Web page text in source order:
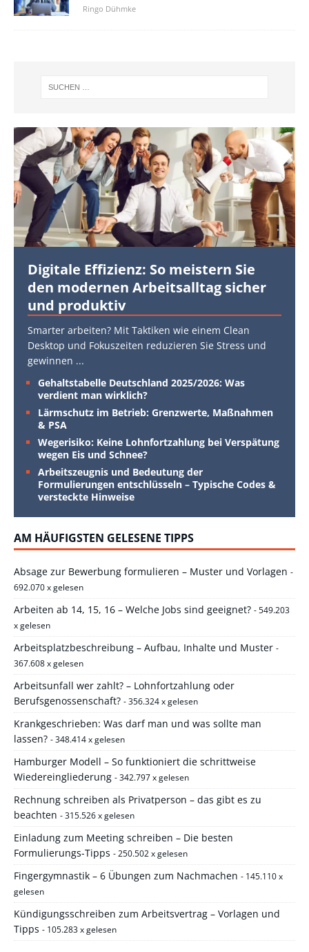
Ringo Dühmke
Digitale Effizienz: So meistern Sie
den modernen Arbeitsalltag sicher
und produktiv
Smarter arbeiten? Mit Taktiken wie einem Clean
Desktop und Fokuszeiten reduzieren Sie Stress und
gewinnen ...
Gehaltstabelle Deutschland 2025/2026: Was
verdient man wirklich?
Lärmschutz im Betrieb: Grenzwerte, Maßnahmen
& PSA
Wegerisiko: Keine Lohnfortzahlung bei Verspätung
wegen Eis und Schnee?
Arbeitszeugnis und Bedeutung der
Formulierungen entschlüsseln – Typische Codes &
versteckte Hinweise
AM HÄUFIGSTEN GELESENE TIPPS
Absage zur Bewerbung formulieren – Muster und Vorlagen -
692.070 x gelesen
Arbeiten ab 14, 15, 16 – Welche Jobs sind geeignet? - 549.203
x gelesen
Arbeitsplatzbeschreibung – Aufbau, Inhalte und Muster -
367.608 x gelesen
Arbeitsunfall wer zahlt? – Lohnfortzahlung oder
Berufsgenossenschaft? - 356.324 x gelesen
Krankgeschrieben: Was darf man und was sollte man
lassen? - 348.414 x gelesen
Hamburger Modell – So funktioniert die schrittweise
Wiedereingliederung - 342.797 x gelesen
Rechnung schreiben als Privatperson – das gibt es zu
beachten - 315.526 x gelesen
Einladung zum Meeting schreiben – Die besten
Formulierungs-Tipps - 250.502 x gelesen
Fingergymnastik – 6 Übungen zum Nachmachen - 145.110 x
gelesen
Kündigungsschreiben zum Arbeitsvertrag – Vorlagen und
Tipps - 105.283 x gelesen